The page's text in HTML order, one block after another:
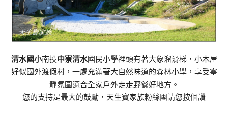
清水國小南投中寮清水國民小學裡頭有著大象溜滑梯，小木屋
好似國外渡假村，一處充滿著大自然味道的森林小學，享受寧
靜氛圍適合全家戶外走走野餐好地方。
您的支持是最大的鼓勵，天生寶家族粉絲團請您按個讚